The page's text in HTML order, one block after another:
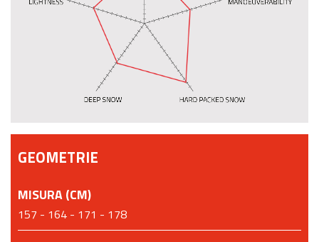
GEOMETRIE
MISURA (CM)
157 - 164 - 171 - 178